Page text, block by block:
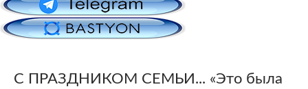
С ПРАЗДНИКОМ СЕМЬИ... «Это была